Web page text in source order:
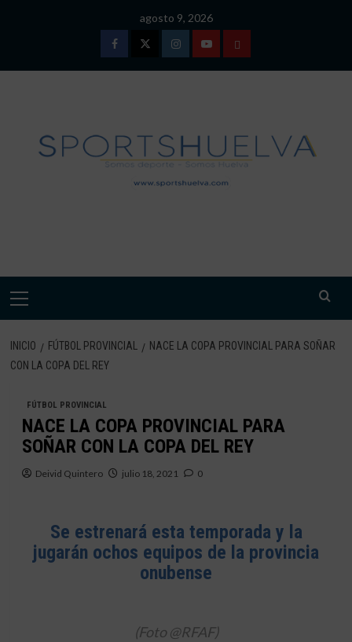
agosto 9, 2026
FacebookTwitterInstagramYoutubeTÉRMINOS
DE
USO
Menú
INICIO FÚTBOL PROVINCIAL
NACE LA COPA PROVINCIAL PARA SOÑAR
CON LA COPA DEL REY
FÚTBOL PROVINCIAL
NACE LA COPA PROVINCIAL PARA
SOÑAR CON LA COPA DEL REY
Deivid Quintero julio 18, 2021 0
Se estrenará esta temporada y la
jugarán ochos equipos de la provincia
onubense
(Foto @RFAF)